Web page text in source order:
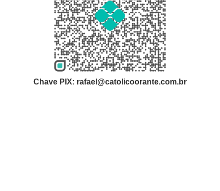
Chave PIX: rafael@catolicoorante.com.br